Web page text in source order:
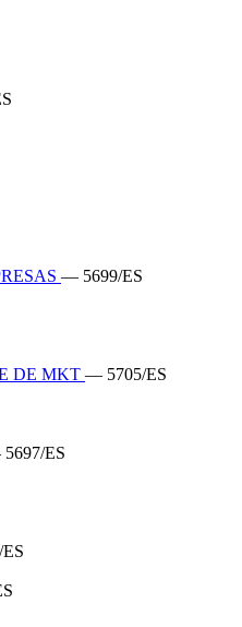
— 5699/ES
DE MKT — 5705/ES
ES